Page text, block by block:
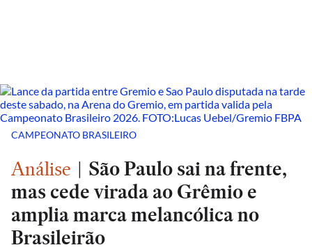
CAMPEONATO BRASILEIRO
Análise | São Paulo sai na frente,
mas cede virada ao Grêmio e
amplia marca melancólica no
Brasileirão